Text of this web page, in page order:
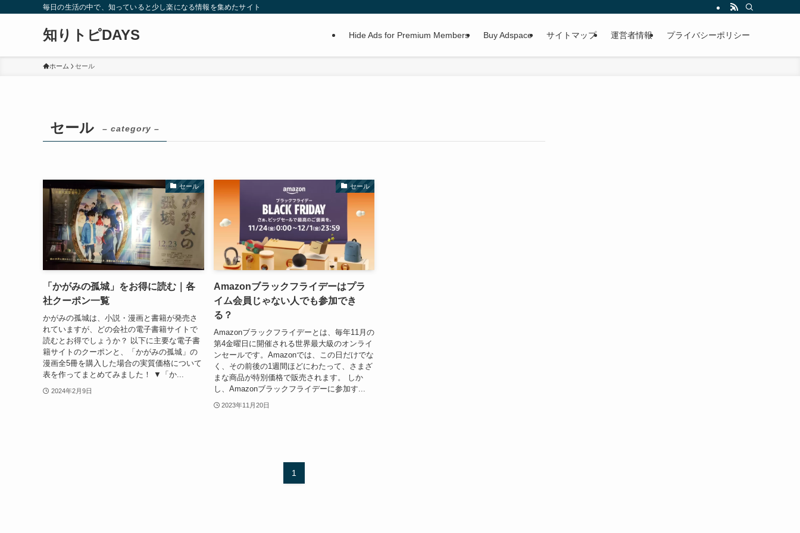
毎日の生活の中で、知っていると少し楽になる情報を集めたサイト
知りトピDAYS Hide Ads for Premium Members Buy Adspace サイトマップ 運営者情報 プライバシーポリシー
ホーム セール
セール – category –
セール
「かがみの孤城」をお得に読む｜各
社クーポン一覧
かがみの孤城は、小説・漫画と書籍が発売さ
れていますが、どの会社の電子書籍サイトで
読むとお得でしょうか？ 以下に主要な電子書
籍サイトのクーポンと、「かがみの孤城」の
漫画全5冊を購入した場合の実質価格について
表を作ってまとめてみました！ ▼「か...
2024年2月9日
セール
Amazonブラックフライデーはプラ
イム会員じゃない人でも参加でき
る？
Amazonブラックフライデーとは、毎年11月の
第4金曜日に開催される世界最大級のオンライ
ンセールです。Amazonでは、この日だけでな
く、その前後の1週間ほどにわたって、さまざ
まな商品が特別価格で販売されます。 しか
し、Amazonブラックフライデーに参加す...
2023年11月20日
1